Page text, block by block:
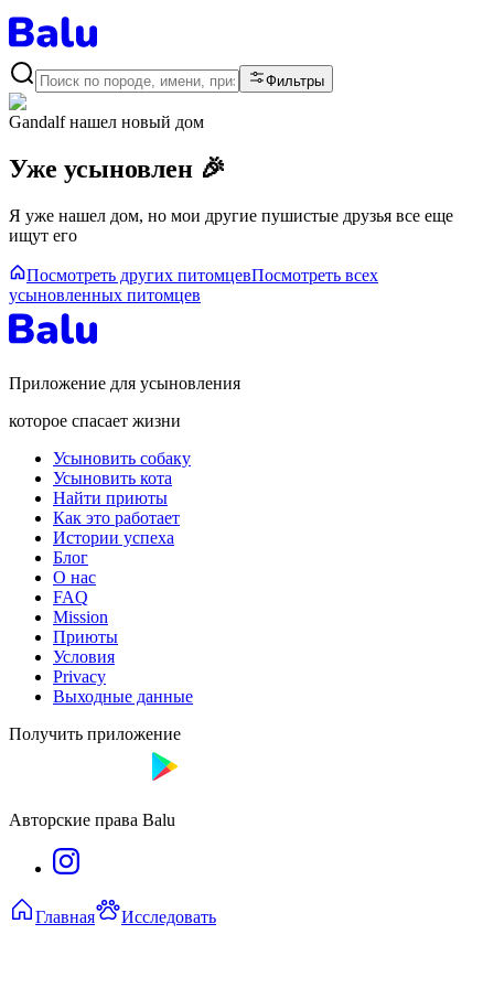
Фильтры
Gandalf нашел новый дом
Уже усыновлен 🎉
Я уже нашел дом, но мои другие пушистые друзья все еще
ищут его
Посмотреть других питомцевПосмотреть всех
усыновленных питомцев
Приложение для усыновления
которое спасает жизни
Усыновить собаку
Усыновить кота
Найти приюты
Как это работает
Истории успеха
Блог
О нас
FAQ
Mission
Приюты
Условия
Privacy
Выходные данные
Получить приложение
Авторские права Balu
Главная Исследовать